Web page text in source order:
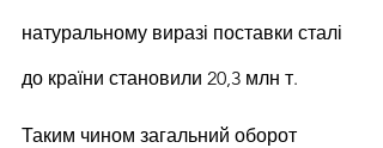
натуральному виразі поставки сталі
до країни становили 20,3 млн т.
Таким чином загальний оборот